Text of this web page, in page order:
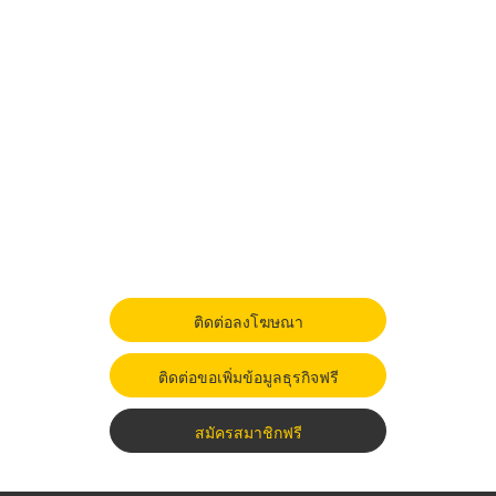
ติดต่อลงโฆษณา
ติดต่อขอเพิ่มข้อมูลธุรกิจฟรี
สมัครสมาชิกฟรี